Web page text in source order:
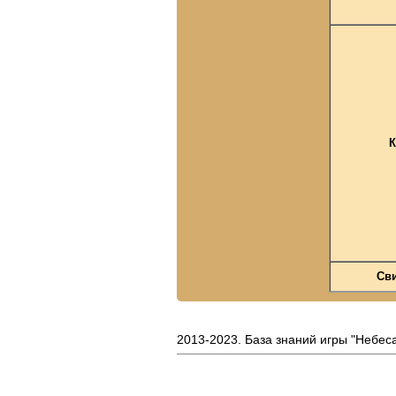
2013-2023. База знаний игры